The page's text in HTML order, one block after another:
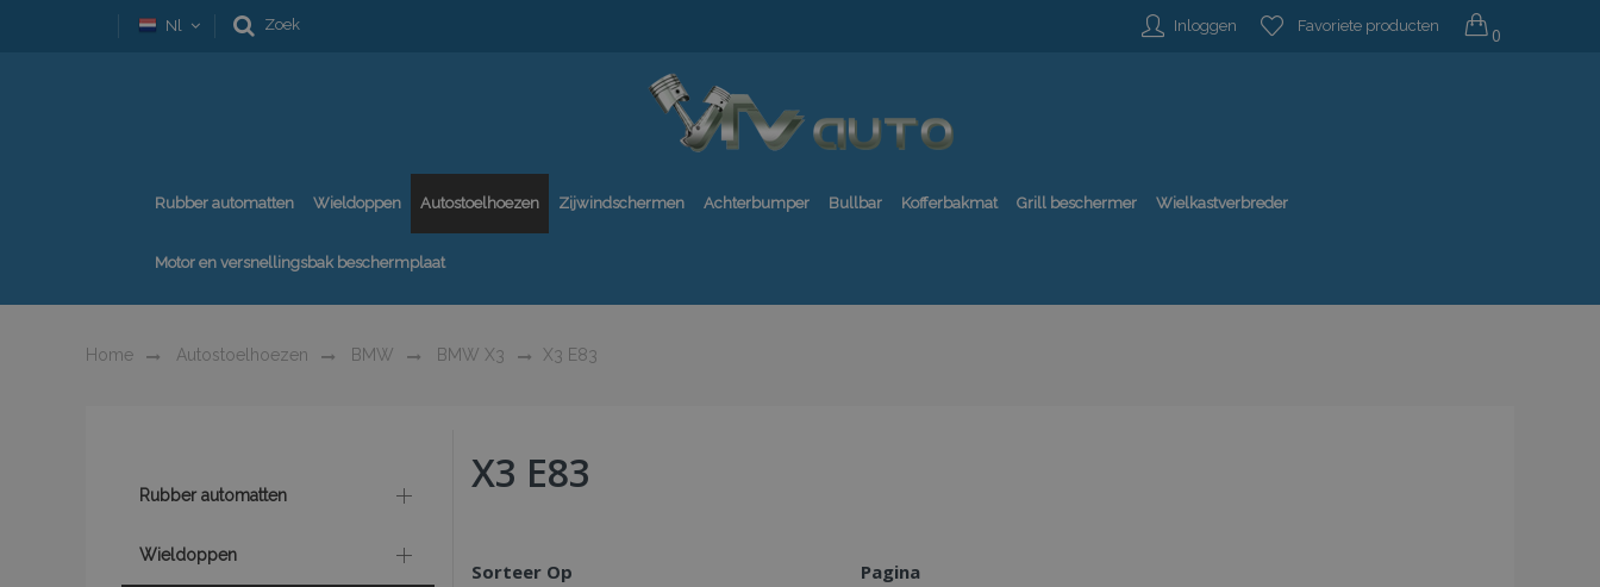
Nl Zoek Inloggen Favoriete producten 0
Rubber automatten Wieldoppen Autostoelhoezen Zijwindschermen Achterbumper Bullbar Kofferbakmat Grill beschermer Wielkastverbreder
Motor en versnellingsbak beschermplaat
Home Autostoelhoezen BMW BMW X3 X3 E83
X3 E83
Sorteer Op Pagina
Rubber automatten
Wieldoppen